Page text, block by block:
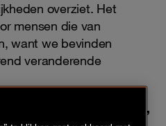
overziet. Het
mensen die van
want we bevinden
veranderende
Hugues Foulon,